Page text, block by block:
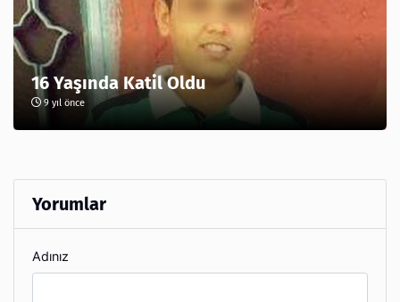
16 Yaşında Katil Oldu
9 yıl önce
Yorumlar
Adınız